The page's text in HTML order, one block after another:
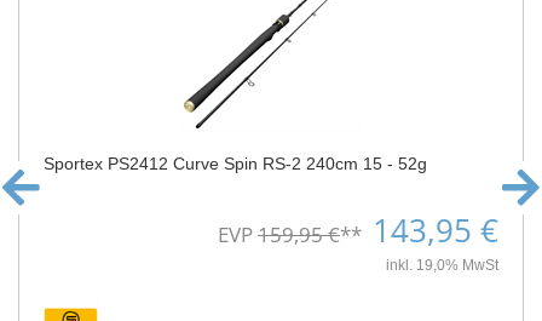
Sportex PS2412 Curve Spin RS-2 240cm 15 - 52g
EVP159,95 €** 143,95 €
inkl. 19,0% MwSt